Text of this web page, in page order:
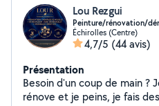
Lou Rezgui
Peinture/rénovation/
Échirolles (Centre)
4,7/5 (44 avis)
Présentation
Besoin d'un coup de main ?
rénove et je peins, je fais des déménagements,